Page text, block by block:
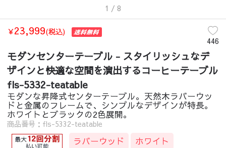
1 / 8
￥23,999(税込)
446
モダンセンターテーブル - スタイリッシュなデ
ザインと快適な空間を演出するコーヒーテーブル
fls-5332-teatable
モダンな昇降式センターテーブル。天然木ラバーウッ
ドと金属のフレームで、シンプルなデザインが特長。
ホワイトとブラックの2色展開。
商品番号：fls-5332-teatable
ラバーウッド
ホワイト